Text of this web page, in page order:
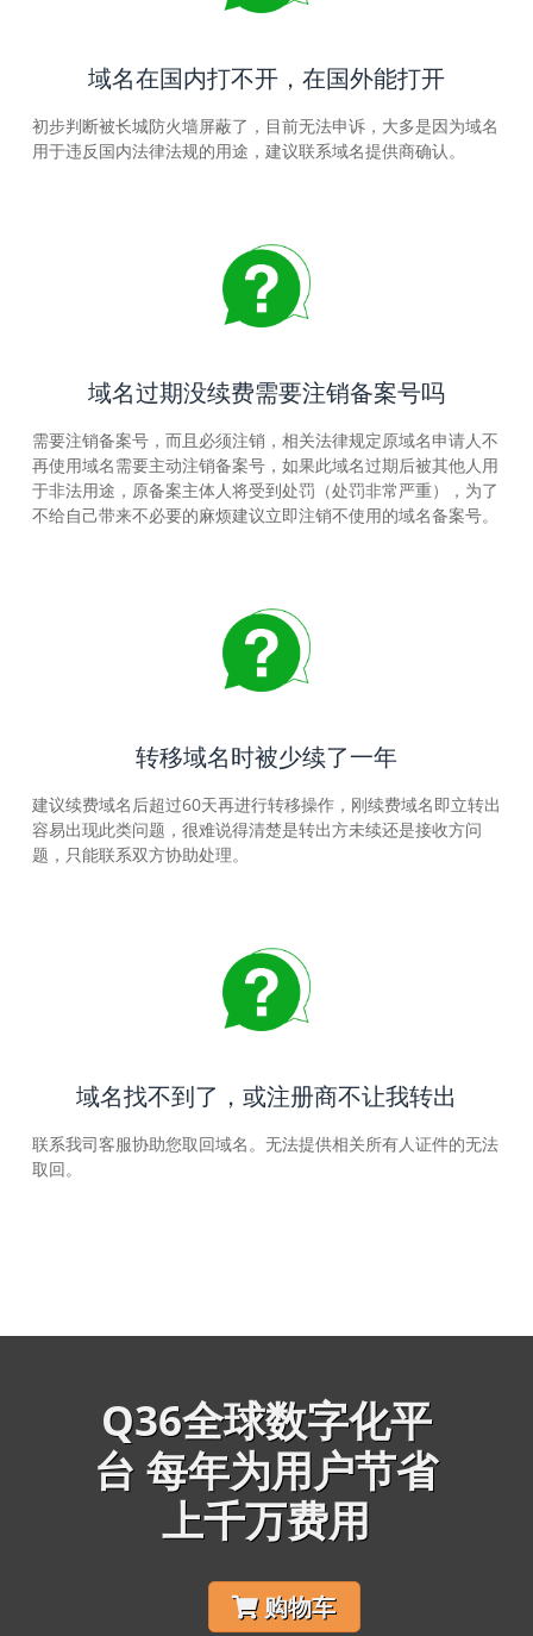
域名在国内打不开，在国外能打开
初步判断被长城防火墙屏蔽了，目前无法申诉，大多是因为域名
用于违反国内法律法规的用途，建议联系域名提供商确认。
域名过期没续费需要注销备案号吗
需要注销备案号，而且必须注销，相关法律规定原域名申请人不
再使用域名需要主动注销备案号，如果此域名过期后被其他人用
于非法用途，原备案主体人将受到处罚（处罚非常严重），为了
不给自己带来不必要的麻烦建议立即注销不使用的域名备案号。
转移域名时被少续了一年
建议续费域名后超过60天再进行转移操作，刚续费域名即立转出
容易出现此类问题，很难说得清楚是转出方未续还是接收方问
题，只能联系双方协助处理。
域名找不到了，或注册商不让我转出
联系我司客服协助您取回域名。无法提供相关所有人证件的无法
取回。
Q36全球数字化平
台 每年为用户节省
上千万费用
购物车